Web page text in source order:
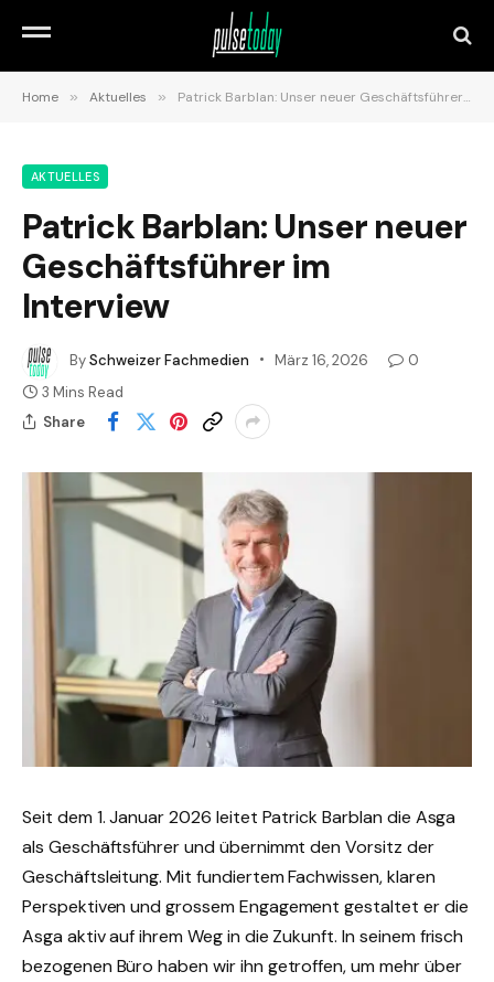
Home » Aktuelles » Patrick Barblan: Unser neuer Geschäftsführer im Interview
AKTUELLES
Patrick Barblan: Unser neuer
Geschäftsführer im
Interview
BySchweizer Fachmedien März 16, 2026
0
3 Mins Read
Share
Seit dem 1. Januar 2026 leitet Patrick Barblan die Asga
als Geschäftsführer und übernimmt den Vorsitz der
Geschäftsleitung. Mit fundiertem Fachwissen, klaren
Perspektiven und grossem Engagement gestaltet er die
Asga aktiv auf ihrem Weg in die Zukunft. In seinem frisch
bezogenen Büro haben wir ihn getroffen, um mehr über